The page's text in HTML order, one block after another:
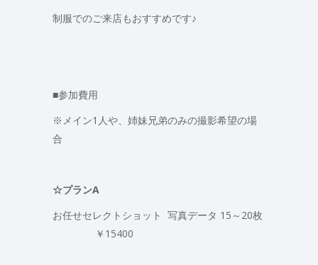
制服でのご来店もおすすめです♪
■参加費用
※メイン1人や、姉妹兄弟のみの撮影希望の場
合
☆プランA
お任せセレクトショット 写真データ 15～20枚
￥15400